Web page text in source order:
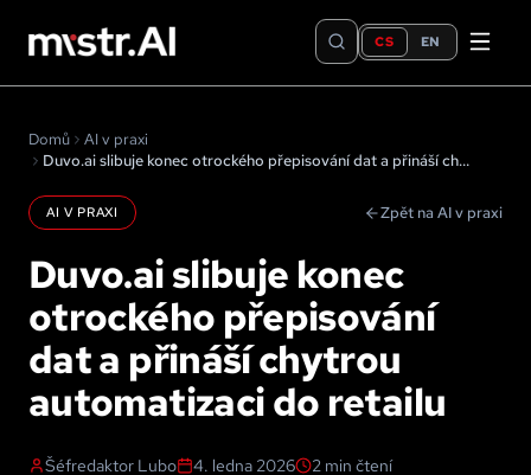
CS EN
Domů
AI v praxi
Duvo.ai slibuje konec otrockého přepisování dat a přináší chytrou automatizaci do retailu
AI V PRAXI Zpět na AI v praxi
Duvo.ai slibuje konec
otrockého přepisování
dat a přináší chytrou
automatizaci do retailu
Šéfredaktor Lubo 4. ledna 2026 2 min čtení